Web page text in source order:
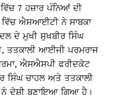
7 ​​ਹਜ਼ਾਰ ਪੰਨਿਆਂ ਦੀ
ਵਿੱਚ ਐਸਆਈਟੀ ਨੇ ਸਾਬਕਾ
ਦੇ ਮੁਖੀ ਸੁਖਬੀਰ ਸਿੰਘ
ਤਤਕਾਲੀ ਆਈਜੀ ਪਰਮਰਾਜ
ਐਸਐਸਪੀ ਫਰੀਦਕੋਟ
ਸਿੰਘ ਚਾਹਲ ਅਤੇ ਤਤਕਾਲੀ
ਦੋਸ਼ੀ ਬਣਾਇਆ ਗਿਆ ਹੈ।